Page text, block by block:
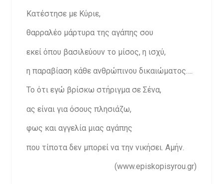
Κατέστησε με Κύριε,
θαρραλέο μάρτυρα της αγάπης σου
εκεί όπου βασιλεύουν το μίσος, η ισχύ,
η παραβίαση κάθε ανθρώπινου δικαιώματος….
Το ότι εγώ βρίσκω στήριγμα σε Σένα,
ας είναι για όσους πλησιάζω,
φως και αγγελία μιας αγάπης
που τίποτα δεν μπορεί να την νικήσει. Αμήν.
(www.episkopisyrou.gr)